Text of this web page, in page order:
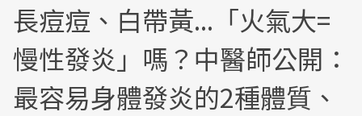
長痘痘、白帶黃...「火氣大=
慢性發炎」嗎？中醫師公開：
最容易身體發炎的2種體質、